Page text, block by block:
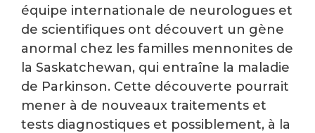
équipe internationale de neurologues et
de scientifiques ont découvert un gène
anormal chez les familles mennonites de
la Saskatchewan, qui entraîne la maladie
de Parkinson. Cette découverte pourrait
mener à de nouveaux traitements et
tests diagnostiques et possiblement, à la